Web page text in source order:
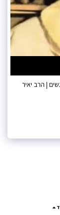
| הרב יאיר